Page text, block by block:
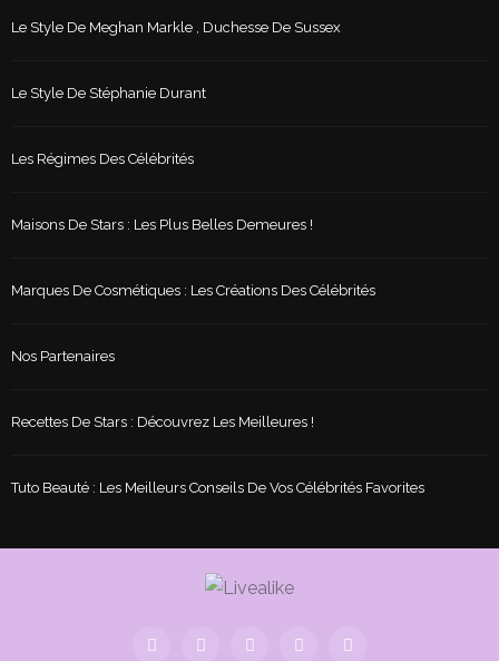
Le Style De Meghan Markle , Duchesse De Sussex
Le Style De Stéphanie Durant
Les Régimes Des Célébrités
Maisons De Stars : Les Plus Belles Demeures !
Marques De Cosmétiques : Les Créations Des Célébrités
Nos Partenaires
Recettes De Stars : Découvrez Les Meilleures !
Tuto Beauté : Les Meilleurs Conseils De Vos Célébrités Favorites